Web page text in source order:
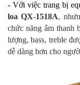
- Với việc trang bị
loa QX-1518A,
chức năng âm thanh
lượng, bass, treble
dễ dàng hơn cho